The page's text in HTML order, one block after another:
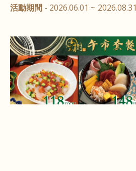
活動期間 - 2026.06.01 ~ 2026.08.31